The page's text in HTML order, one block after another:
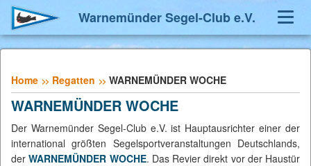
Warnemünder Segel-Club e.V.
Home Regatten WARNEMÜNDER WOCHE
WARNEMÜNDER WOCHE
Der Warnemünder Segel-Club e.V. ist Hauptausrichter einer der
international größten Segelsportveranstaltungen Deutschlands,
derWARNEMÜNDER WOCHE. Das Revier direkt vor der Haustür